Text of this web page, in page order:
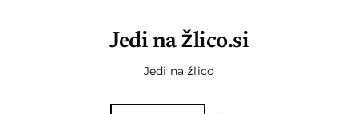
Jedi na žlico.si
Jedi na žlico